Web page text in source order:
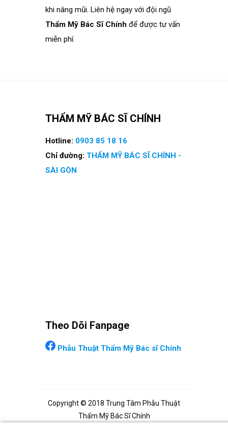
khi nâng mũi. Liên hệ ngay với đội ngũ
Thẩm Mỹ Bác Sĩ Chính để được tư vấn
miễn phí.
THẨM MỸ BÁC SĨ CHÍNH
Hotline: 0903 85 18 16
Chỉ đường: THẨM MỸ BÁC SĨ CHÍNH -
SÀI GÒN
Theo Dõi Fanpage
Phẫu Thuật Thẩm Mỹ Bác sĩ Chính
Copyright © 2018 Trung Tâm Phẫu Thuật
Thẩm Mỹ Bác Sĩ Chính